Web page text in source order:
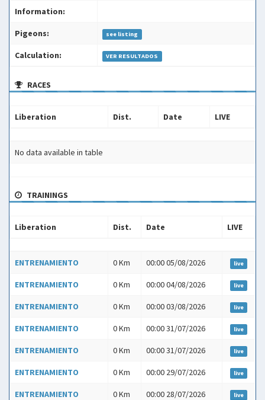
Information:
Pigeons: see listing
Calculation: VER RESULTADOS
RACES
Liberation Dist. Date LIVE
Liberation
No data available in table
TRAININGS
Liberation Dist. Date LIVE
LIVE
ENTRENAMIENTO 0 Km 00:00 05/08/2026 live
ENTRENAMIENTO 0 Km 00:00 04/08/2026 live
ENTRENAMIENTO 0 Km 00:00 03/08/2026 live
ENTRENAMIENTO 0 Km 00:00 31/07/2026 live
ENTRENAMIENTO 0 Km 00:00 31/07/2026 live
ENTRENAMIENTO 0 Km 00:00 29/07/2026 live
ENTRENAMIENTO 0 Km 00:00 28/07/2026 live